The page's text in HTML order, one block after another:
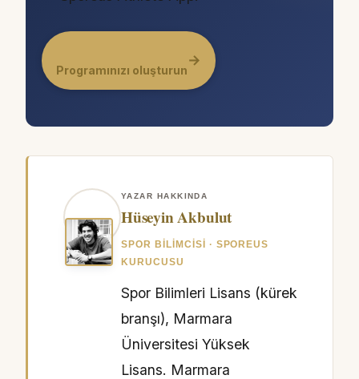
Programınızı oluşturun
→
YAZAR HAKKINDA
Hüseyin Akbulut
SPOR BILIMCISI · SPOREUS
KURUCUSU
Spor Bilimleri Lisans (kürek
branşı), Marmara
Üniversitesi Yüksek
Lisans. Marmara